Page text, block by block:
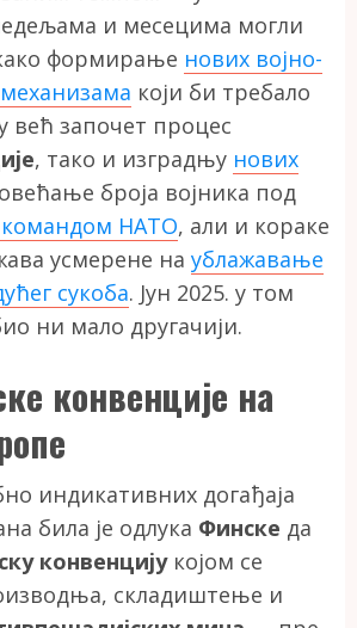
и месецима могли
формирање нових војно-
који би требало
већ започет процес
, тако и изградњу нових
броја војника под
НАТО, али и кораке
усмерене на ублажавање
сукоба. Јун 2025. у том
ни мало другачији.
конвенције на
индикативних догађаја
била је одлука Финске да
конвенцијукојом се
складиштење и